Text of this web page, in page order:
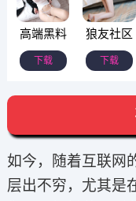
高端黑料
下载
狼友社区
下载
如今，随着互联网
层出不穷，尤其是